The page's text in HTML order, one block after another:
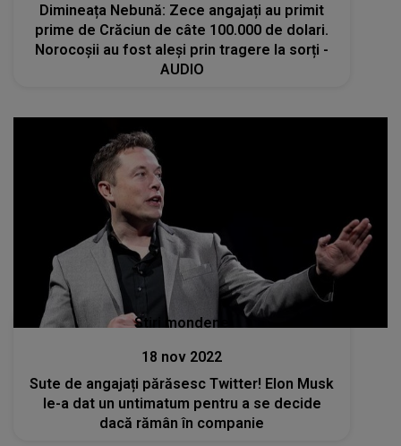
Dimineața Nebună: Zece angajați au primit
prime de Crăciun de câte 100.000 de dolari.
Norocoșii au fost aleși prin tragere la sorți -
AUDIO
Stiri mondene
18 nov 2022
Sute de angajați părăsesc Twitter! Elon Musk
le-a dat un untimatum pentru a se decide
dacă rămân în companie